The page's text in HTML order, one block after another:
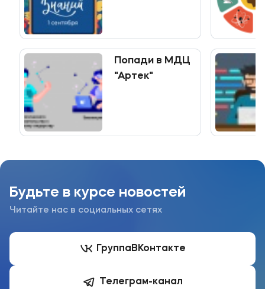
Мы в соцсетях
Подобрать программу
Попади в МДЦ
"Артек"
Будьте в курсе новостей
Читайте нас в социальных сетях
Группа ВКонтакте
Телеграм-канал